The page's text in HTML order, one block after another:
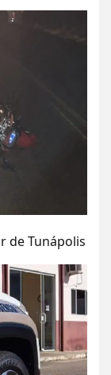
de Tunápolis